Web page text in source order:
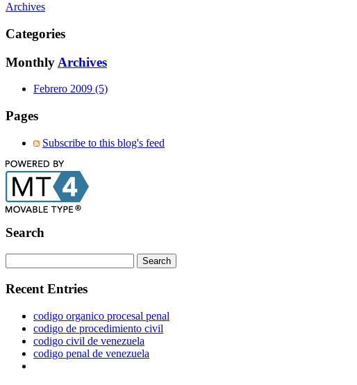
Archives
Categories
Monthly Archives
Febrero 2009 (5)
Pages
Subscribe to this blog's feed
Search
Recent Entries
codigo organico procesal penal
codigo de procedimiento civil
codigo civil de venezuela
codigo penal de venezuela